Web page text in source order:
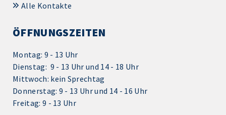
Alle Kontakte
ÖFFNUNGSZEITEN
Montag: 9 - 13 Uhr
Dienstag: 9 - 13 Uhr und 14 - 18 Uhr
Mittwoch: kein Sprechtag
Donnerstag: 9 - 13 Uhr und 14 - 16 Uhr
Freitag: 9 - 13 Uhr